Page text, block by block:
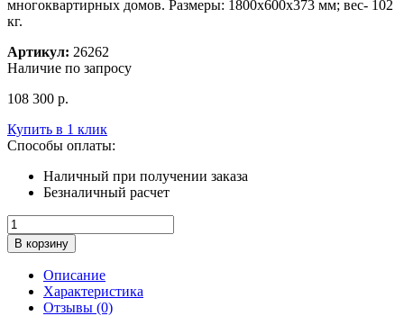
многоквартирных домов. Размеры: 1800x600x373 мм; вес- 102
кг.
Артикул: 26262
Наличие по запросу
108 300 р.
Купить в 1 клик
Способы оплаты:
Наличный при получении заказа
Безналичный расчет
Количество
товара
Абонентский
шкаф
AMB
180/60
В корзину
Описание
Характеристика
Отзывы (0)